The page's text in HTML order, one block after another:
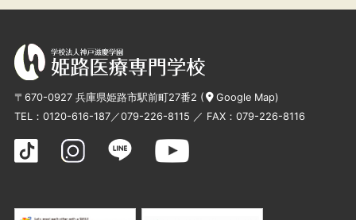
〒670-0927 兵庫県姫路市駅前町27番2 ( Google Map)
TEL： 0120-616-187／079-226-8115 ／ FAX：079-226-8116